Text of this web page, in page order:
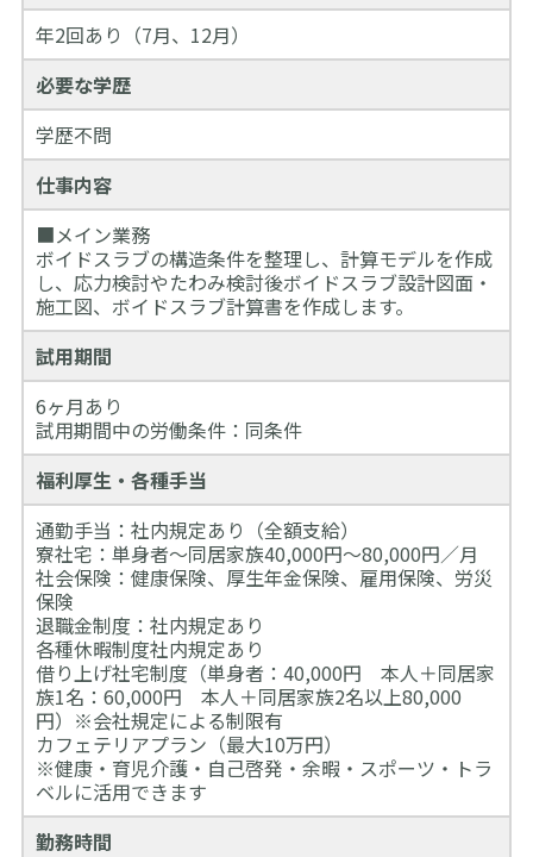
年2回あり（7月、12月）
必要な学歴
学歴不問
仕事内容
■メイン業務
ボイドスラブの構造条件を整理し、計算モデルを作成
し、応力検討やたわみ検討後ボイドスラブ設計図面・
施工図、ボイドスラブ計算書を作成します。
試用期間
6ヶ月あり
試用期間中の労働条件：同条件
福利厚生・各種手当
通勤手当：社内規定あり（全額支給）
寮社宅：単身者～同居家族40,000円～80,000円／月
社会保険：健康保険、厚生年金保険、雇用保険、労災
保険
退職金制度：社内規定あり
各種休暇制度社内規定あり
借り上げ社宅制度（単身者：40,000円 本人＋同居家
族1名：60,000円 本人＋同居家族2名以上80,000
円）※会社規定による制限有
カフェテリアプラン（最大10万円）
※健康・育児介護・自己啓発・余暇・スポーツ・トラ
ベルに活用できます
勤務時間